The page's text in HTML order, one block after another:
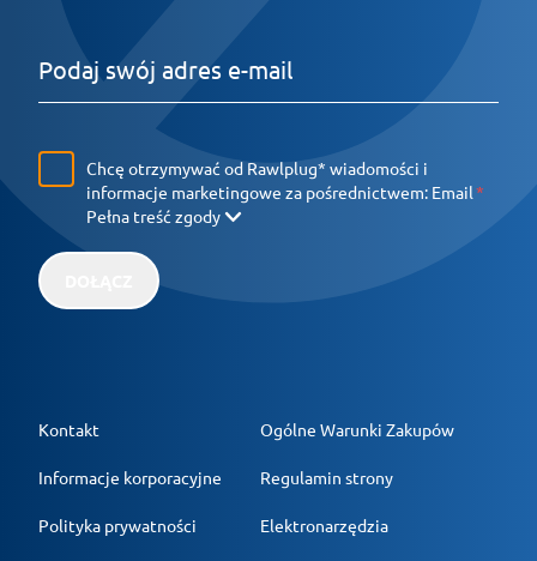
Chcę otrzymywać od Rawlplug* wiadomości i
informacje marketingowe za pośrednictwem: Email
Pełna treść zgody
Kontakt
Informacje korporacyjne
Polityka prywatności
Ogólne Warunki Zakupów
Regulamin strony
Elektronarzędzia